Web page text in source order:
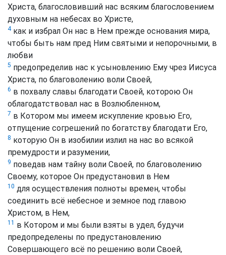
Христа, благословивший нас всяким благословением
духовным на небесах во Христе,
4как и избрал Он нас в Нем прежде основания мира,
чтобы быть нам пред Ним святыми и непорочными, в
любви
5 предопределив нас к усыновлению Ему чрез Иисуса
Христа, по благоволению воли Своей,
6 в похвалу славы благодати Своей, которою Он
облагодатствовал нас в Возлюбленном,
7 в Котором мы имеем искупление кровью Его,
отпущение согрешений по богатству благодати Его,
8 которую Он в изобилии излил на нас во всякой
премудрости и разумении,
9 поведав нам тайну воли Своей, по благоволению
Своему, которое Он предустановил в Нем
10 для осуществления полноты времен, чтобы
соединить всё небесное и земное под главою
Христом, в Нем,
11 в Котором и мы были взяты в удел, будучи
предопределены по предустановлению
Совершающего всё по решению воли Своей,